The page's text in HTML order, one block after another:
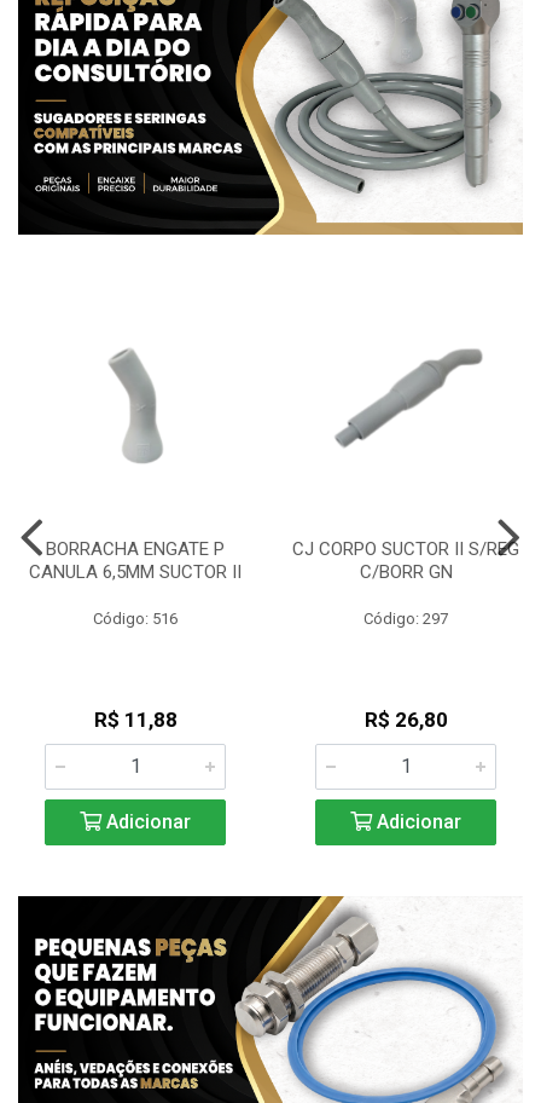
BORRACHA ENGATE P
CANULA 6,5MM SUCTOR II
Código: 516
R$ 11,88
Adicionar
CJ CORPO SUCTOR II S/REG
C/BORR GN
Código: 297
R$ 26,80
Adicionar